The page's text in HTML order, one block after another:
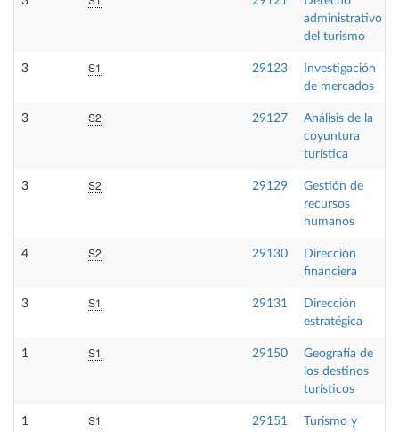
administrativo
del turismo
3 S1 29123
Investigación
de mercados
3 S2 29127
Análisis de la
coyuntura
turística
3 S2 29129
Gestión de
recursos
humanos
4 S2 29130
Dirección
financiera
3 S1 29131
Dirección
estratégica
1 S1 29150
Geografía de
los destinos
turísticos
1 S1 29151
Turismo y